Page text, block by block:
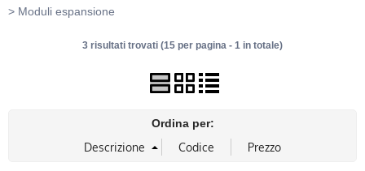
Corsi
ASSISTENZA
Certificazioni
Moduli espansione
3 risultati trovati (15 per pagina - 1 in totale)
Ordina per: